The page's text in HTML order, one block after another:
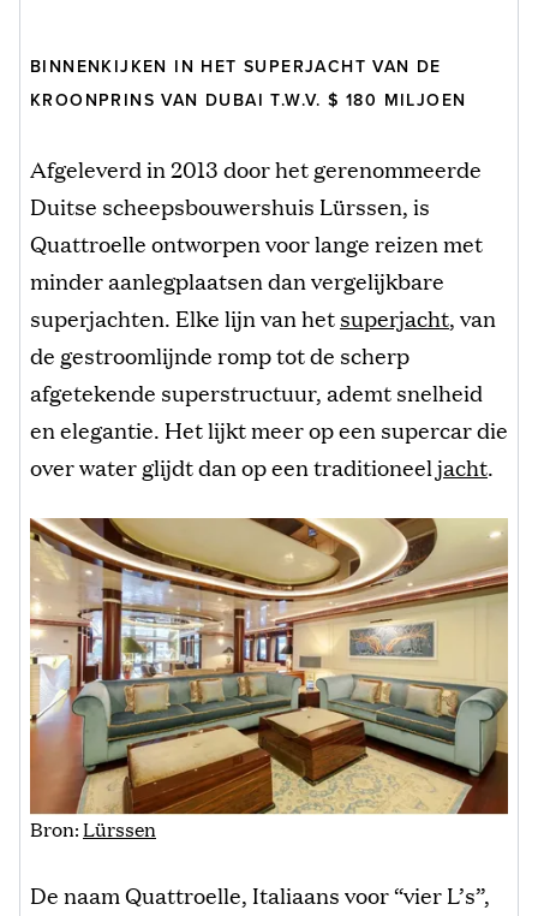
BINNENKIJKEN IN HET SUPERJACHT VAN DE
KROONPRINS VAN DUBAI T.W.V. $ 180 MILJOEN
Afgeleverd in 2013 door het gerenommeerde
Duitse scheepsbouwershuis Lürssen, is
Quattroelle ontworpen voor lange reizen met
minder aanlegplaatsen dan vergelijkbare
superjachten. Elke lijn van hetsuperjacht, van
de gestroomlijnde romp tot de scherp
afgetekende superstructuur, ademt snelheid
en elegantie. Het lijkt meer op een supercar die
over water glijdt dan op een traditioneeljacht.
Bron:Lürssen
De naam Quattroelle, Italiaans voor “vier L’s”,